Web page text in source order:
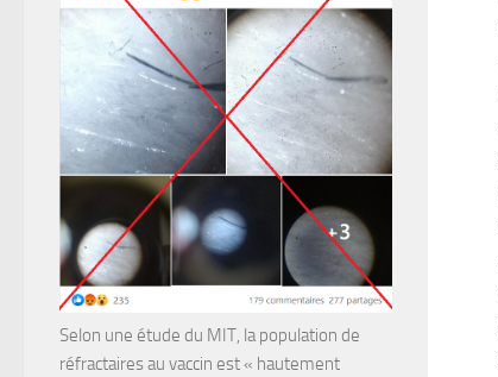
Selon une étude du MIT, la population de
réfractaires au vaccin est « hautement